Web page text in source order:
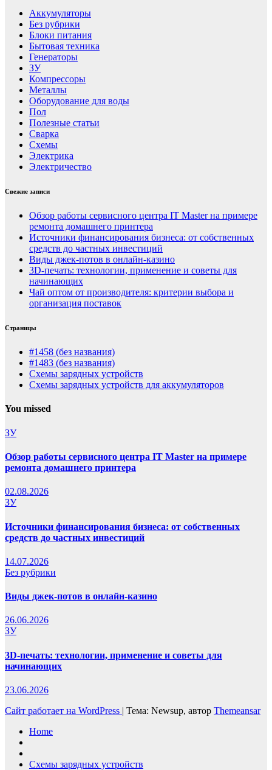
Аккумуляторы
Без рубрики
Блоки питания
Бытовая техника
Генераторы
ЗУ
Компрессоры
Металлы
Оборудование для воды
Пол
Полезные статьи
Сварка
Схемы
Электрика
Электричество
Свежие записи
Обзор работы сервисного центра IT Master на примере
ремонта домашнего принтера
Источники финансирования бизнеса: от собственных
средств до частных инвестиций
Виды джек-потов в онлайн-казино
3D-печать: технологии, применение и советы для
начинающих
Чай оптом от производителя: критерии выбора и
организация поставок
Страницы
#1458 (без названия)
#1483 (без названия)
Схемы зарядных устройств
Схемы зарядных устройств для аккумуляторов
You missed
ЗУ
Обзор работы сервисного центра IT Master на примере
ремонта домашнего принтера
02.08.2026
ЗУ
Источники финансирования бизнеса: от собственных
средств до частных инвестиций
14.07.2026
Без рубрики
Виды джек-потов в онлайн-казино
26.06.2026
ЗУ
3D-печать: технологии, применение и советы для
начинающих
23.06.2026
Сайт работает на WordPress | Тема: Newsup, автор Themeansar
Home
Схемы зарядных устройств